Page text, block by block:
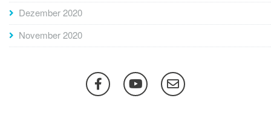
Dezember 2020
November 2020